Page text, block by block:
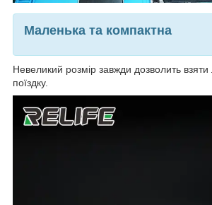
Маленька та компактна
Невеликий розмір завжди дозволить
поїздку.